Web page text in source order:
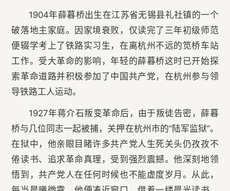
1904年薛暮桥出生在江苏省无锡县礼社镇的一个
破落地主家庭。因家境衰败，仅读完了三年初级师范
便辍学考上了铁路实习生，在离杭州不远的笕桥车站
工作。受大革命的影响，年轻的薛暮桥这时已开始探
索革命道路并积极参加了中国共产党，在杭州参与领
导铁路工人运动。
1927年蒋介石叛变革命后，由于叛徒告密，薛暮
桥与几位同志一起被捕，关押在杭州市的“陆军监狱”。
在狱中，他亲眼目睹许多共产党人生死关头仍孜孜不
倦读书、追求革命真理，受到强烈震撼。他深刻地领
悟到，共产党人在任何时候也不能虚度岁月。从此，